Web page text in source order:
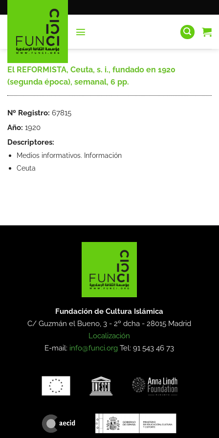
al
El REFORMISTA, Ceuta, s. i., fundado en 1920
(segunda época), semanal, 6 pp.
Nº Registro: 67815
Año: 1920
Descriptores:
Medios informativos. Información
Ceuta
Fundación de Cultura Islámica
C/ Guzmán el Bueno, 3 - 2º dcha -28015 Madrid
Localización
E-mail: info@funci.org Tel: 91 543 46 73